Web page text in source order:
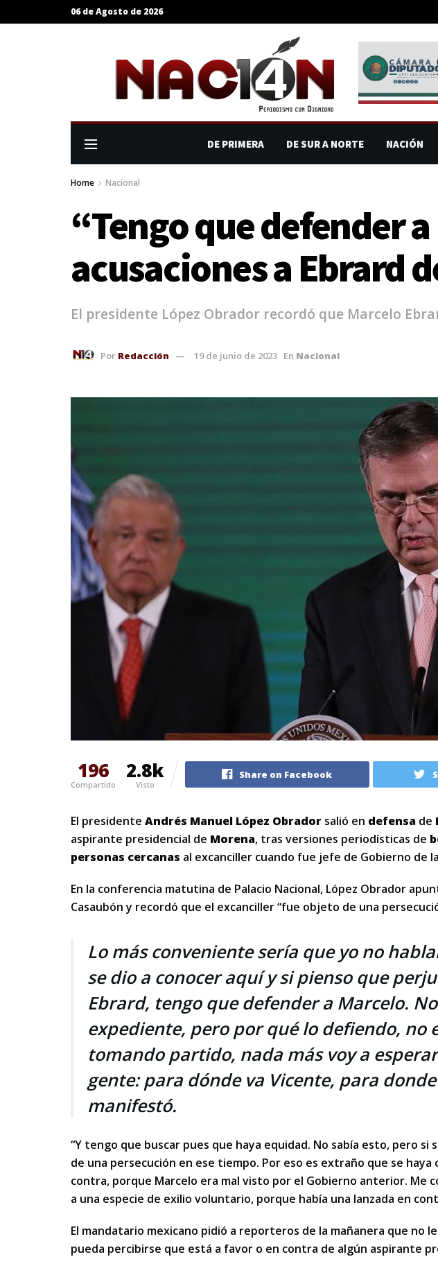
06 de Agosto de 2026
DE PRIMERA DE SUR A NORTE NACIÓN
Home Nacional
“Tengo que defender
acusaciones a Ebrard
El presidente López Obrador recordó que Marcelo
Por Redacción 19 de junio de 2023 En Nacional
196
Compartido
2.8k
Visto
Share on Facebook
El presidente Andrés Manuel López Obrador salió en defensa de
aspirante presidencial de Morena, tras versiones periodísticas de
personas cercanas al excanciller cuando fue jefe de Gobierno de
En la conferencia matutina de Palacio Nacional, López Obrador
Casaubón y recordó que el excanciller “fue objeto de una
Lo más conveniente sería que yo no
se dio a conocer aquí y si pienso que
Ebrard, tengo que defender a Marcelo.
expediente, pero por qué lo defiendo, no
tomando partido, nada más voy a
gente: para dónde va Vicente, para donde
manifestó.
“Y tengo que buscar pues que haya equidad. No sabía esto, pero
de una persecución en ese tiempo. Por eso es extraño que se haya
contra, porque Marcelo era mal visto por el Gobierno anterior. Me
a una especie de exilio voluntario, porque había una lanzada en
El mandatario mexicano pidió a reporteros de la mañanera que no
pueda percibirse que está a favor o en contra de algún aspirante